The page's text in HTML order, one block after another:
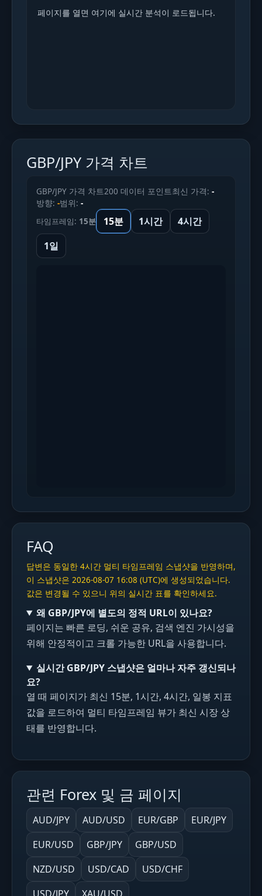
페이지를 열면 여기에 실시간 분석이 로드됩니다.
GBP/JPY 가격 차트
GBP/JPY 가격 차트200 데이터 포인트최신 가격: -
방향: -범위: -
타임프레임: 15분 15분 1시간
4시간
1일
FAQ
답변은 동일한 4시간 멀티 타임프레임 스냅샷을 반영하며,
이 스냅샷은 2026-08-07 16:08 (UTC)에 생성되었습니다.
값은 변경될 수 있으니 위의 실시간 표를 확인하세요.
왜 GBP/JPY에 별도의 정적 URL이 있나요?
페이지는 빠른 로딩, 쉬운 공유, 검색 엔진 가시성을
위해 안정적이고 크롤 가능한 URL을 사용합니다.
실시간 GBP/JPY 스냅샷은 얼마나 자주 갱신되나
요?
열 때 페이지가 최신 15분, 1시간, 4시간, 일봉 지표
값을 로드하여 멀티 타임프레임 뷰가 최신 시장 상
태를 반영합니다.
관련 Forex 및 금 페이지
AUD/JPY AUD/USD EUR/GBP
EUR/JPY
EUR/USD
GBP/JPY
GBP/USD
NZD/USD
USD/CAD
USD/CHF